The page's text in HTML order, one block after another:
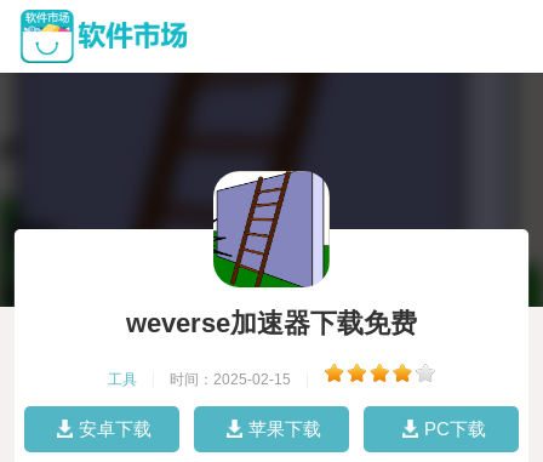
weverse加速器下载免费
工具 时间：2025-02-15
安卓下载 苹果下载 PC下载